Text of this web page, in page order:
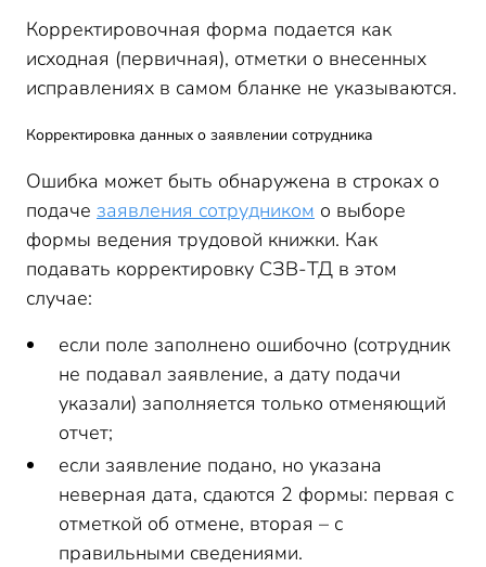
Корректировочная форма подается как
исходная (первичная), отметки о внесенных
исправлениях в самом бланке не указываются.
Корректировка данных о заявлении сотрудника
Ошибка может быть обнаружена в строках о
подаче заявления сотрудником о выборе
формы ведения трудовой книжки. Как
подавать корректировку СЗВ-ТД в этом
случае:
если поле заполнено ошибочно (сотрудник
не подавал заявление, а дату подачи
указали) заполняется только отменяющий
отчет;
если заявление подано, но указана
неверная дата, сдаются 2 формы: первая с
отметкой об отмене, вторая – с
правильными сведениями.